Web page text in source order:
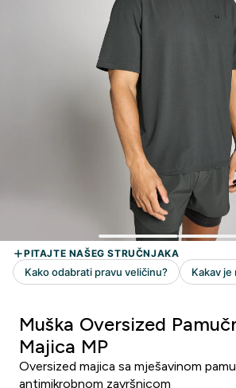
Muška Oversized
Majica MP
Oversized majica sa mješavinom
antimikrobnom završnicom